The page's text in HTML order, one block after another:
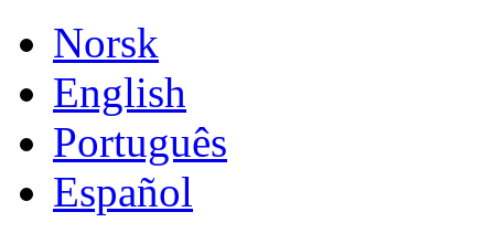
Norsk
English
Português
Español